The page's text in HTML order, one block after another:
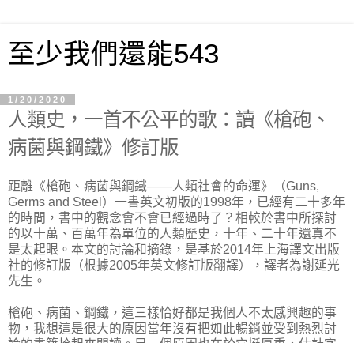
至少我們還能543
1/20/2020
人類史，一首不公平的歌：讀《槍砲、
病菌與鋼鐵》修訂版
距離《槍砲、病菌與鋼鐵——人類社會的命運》（Guns,
Germs and Steel）一書英文初版的1998年，已經有二十多年
的時間，書中的觀念會不會已經過時了？相較於書中所探討
的以十萬、百萬年為單位的人類歷史，十年、二十年還真不
是太起眼。本文的討論和摘錄，是基於2014年上海譯文出版
社的修訂版（根據2005年英文修訂版翻譯），譯者為謝延光
先生。
槍砲、病菌、鋼鐵，這三樣恰好都是我個人不太感興趣的事
物，我想這是很大的原因當年沒有把如此暢銷並受到熱烈討